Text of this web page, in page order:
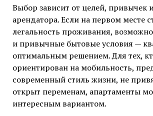
Выбор зависит от целей, привычек
арендатора. Если на первом месте
легальность проживания,
и привычные бытовые условия —
оптимальным решением. Для тех,
ориентирован на мобильность,
современный стиль жизни, не
открыт переменам, апартаменты
интересным вариантом.